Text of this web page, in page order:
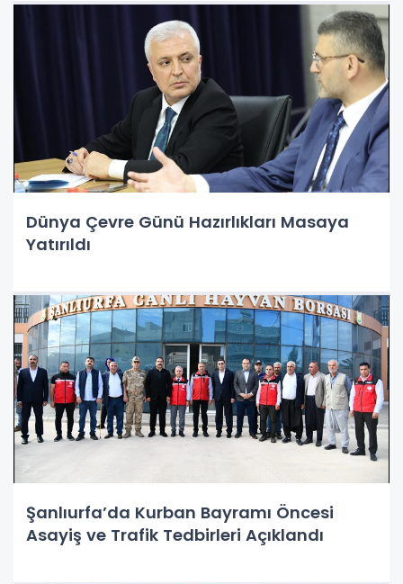
Dünya Çevre Günü Hazırlıkları Masaya
Yatırıldı
Şanlıurfa’da Kurban Bayramı Öncesi
Asayiş ve Trafik Tedbirleri Açıklandı